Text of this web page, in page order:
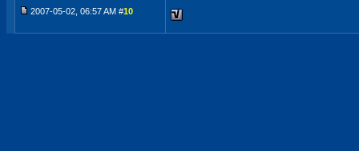
2007-05-02, 06:57 AM #10